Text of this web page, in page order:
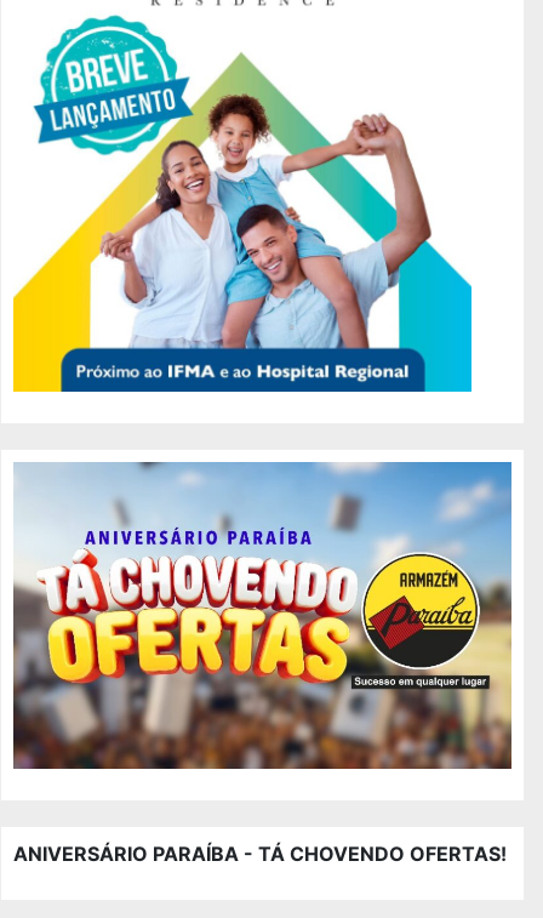
ANIVERSÁRIO PARAÍBA - TÁ CHOVENDO OFERTAS!